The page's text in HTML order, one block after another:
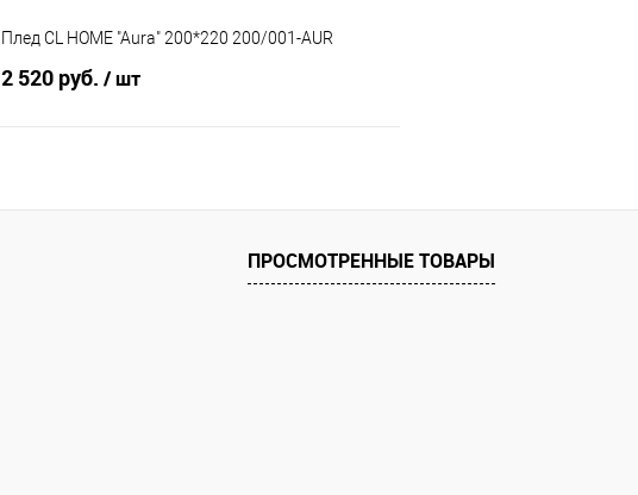
Плед CL HOME "Aura" 200*220 200/001-AUR
2 520 руб. / шт
ПРОСМОТРЕННЫЕ ТОВАРЫ